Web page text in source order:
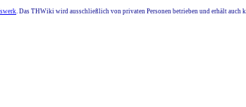
. Das THWiki wird ausschließlich von privaten Personen betrieben und erhält auch